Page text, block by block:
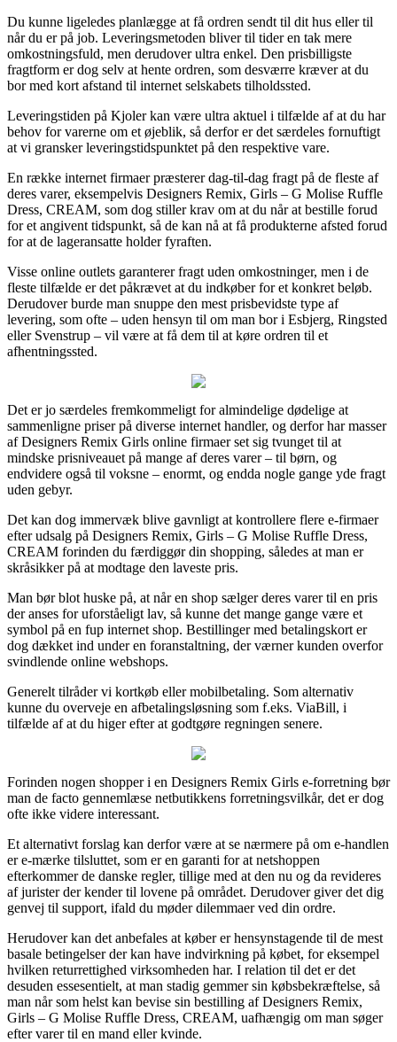
Du kunne ligeledes planlægge at få ordren sendt til dit hus eller til
når du er på job. Leveringsmetoden bliver til tider en tak mere
omkostningsfuld, men derudover ultra enkel. Den prisbilligste
fragtform er dog selv at hente ordren, som desværre kræver at du
bor med kort afstand til internet selskabets tilholdssted.
Leveringstiden på Kjoler kan være ultra aktuel i tilfælde af at du har
behov for varerne om et øjeblik, så derfor er det særdeles fornuftigt
at vi gransker leveringstidspunktet på den respektive vare.
En række internet firmaer præsterer dag-til-dag fragt på de fleste af
deres varer, eksempelvis Designers Remix, Girls – G Molise Ruffle
Dress, CREAM, som dog stiller krav om at du når at bestille forud
for et angivent tidspunkt, så de kan nå at få produkterne afsted forud
for at de lageransatte holder fyraften.
Visse online outlets garanterer fragt uden omkostninger, men i de
fleste tilfælde er det påkrævet at du indkøber for et konkret beløb.
Derudover burde man snuppe den mest prisbevidste type af
levering, som ofte – uden hensyn til om man bor i Esbjerg, Ringsted
eller Svenstrup – vil være at få dem til at køre ordren til et
afhentningssted.
Det er jo særdeles fremkommeligt for almindelige dødelige at
sammenligne priser på diverse internet handler, og derfor har masser
af Designers Remix Girls online firmaer set sig tvunget til at
mindske prisniveauet på mange af deres varer – til børn, og
endvidere også til voksne – enormt, og endda nogle gange yde fragt
uden gebyr.
Det kan dog immervæk blive gavnligt at kontrollere flere e-firmaer
efter udsalg på Designers Remix, Girls – G Molise Ruffle Dress,
CREAM forinden du færdiggør din shopping, således at man er
skråsikker på at modtage den laveste pris.
Man bør blot huske på, at når en shop sælger deres varer til en pris
der anses for uforståeligt lav, så kunne det mange gange være et
symbol på en fup internet shop. Bestillinger med betalingskort er
dog dækket ind under en foranstaltning, der værner kunden overfor
svindlende online webshops.
Generelt tilråder vi kortkøb eller mobilbetaling. Som alternativ
kunne du overveje en afbetalingsløsning som f.eks. ViaBill, i
tilfælde af at du higer efter at godtgøre regningen senere.
Forinden nogen shopper i en Designers Remix Girls e-forretning bør
man de facto gennemlæse netbutikkens forretningsvilkår, det er dog
ofte ikke videre interessant.
Et alternativt forslag kan derfor være at se nærmere på om e-handlen
er e-mærke tilsluttet, som er en garanti for at netshoppen
efterkommer de danske regler, tillige med at den nu og da revideres
af jurister der kender til lovene på området. Derudover giver det dig
genvej til support, ifald du møder dilemmaer ved din ordre.
Herudover kan det anbefales at køber er hensynstagende til de mest
basale betingelser der kan have indvirkning på købet, for eksempel
hvilken returrettighed virksomheden har. I relation til det er det
desuden essesentielt, at man stadig gemmer sin købsbekræftelse, så
man når som helst kan bevise sin bestilling af Designers Remix,
Girls – G Molise Ruffle Dress, CREAM, uafhængig om man søger
efter varer til en mand eller kvinde.